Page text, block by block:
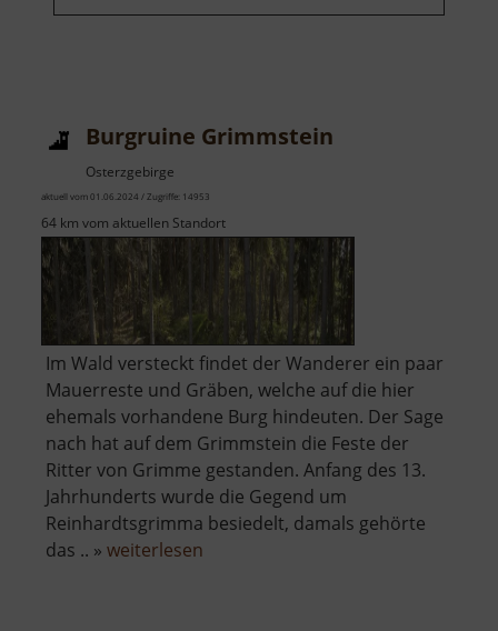
Burgruine Grimmstein
Osterzgebirge
aktuell vom 01.06.2024 / Zugriffe: 14953
64 km vom aktuellen Standort
Im Wald versteckt findet der Wanderer ein paar
Mauerreste und Gräben, welche auf die hier
ehemals vorhandene Burg hindeuten. Der Sage
nach hat auf dem Grimmstein die Feste der
Ritter von Grimme gestanden. Anfang des 13.
Jahrhunderts wurde die Gegend um
Reinhardtsgrimma besiedelt, damals gehörte
das .. » weiterlesen